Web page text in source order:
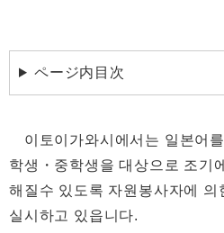
ページ内目次
이토이가와시에서는 일본어
학생・중학생을 대상으로 조기
해질수 있도록 자원봉사자에 의
실시하고 있읍니다.